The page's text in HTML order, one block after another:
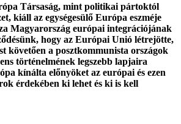
Társaság, mint politikai pártoktól
kiáll az egységesülő Európa eszméje
Magyarország európai integrációjának
hogy az Európai Unió létrejötte,
követően a posztkommunista országok
történelmének legszebb lapjaira
kínálta előnyöket az európai és ezen
érdekében ki lehet és ki is kell